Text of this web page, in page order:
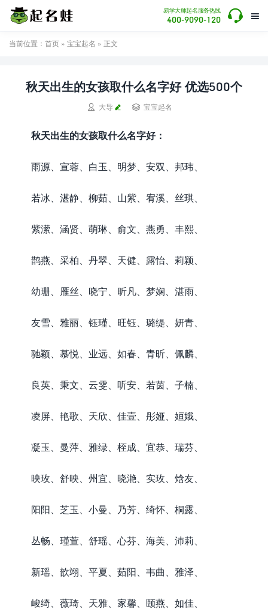

易学大师起名服务热线
400-9090-120 
当前位置： 首页 » 宝宝起名 » 正文
秋天出生的女孩取什么名字好 优选500个
 大导  宝宝起名
秋天出生的女孩取什么名字好：
雨源、宣蓉、白玉、明梦、安双、邦玮、
若冰、湛静、柳茹、山紫、宥溪、丝琪、
紫潆、涵贤、萌琳、俞文、燕勇、丰熙、
鹊燕、采柏、丹翠、天健、露怡、莉颖、
幼珊、雁丝、晓宁、昕凡、梦娴、湛雨、
友雪、雅丽、钰瑾、旺钰、璐缇、妍青、
驰颖、慕悦、业远、如春、青昕、佩麟、
良英、秉文、云雯、听安、若茵、子楠、
凌屏、艳歌、天欣、佳壹、彤娅、姮娥、
凝玉、曼萍、雅绿、桎成、宜恭、瑞芬、
映玫、舒映、州宜、晓滟、实玫、焓友、
阳阳、芝玉、小曼、乃芳、绮怀、桐露、
丛畅、瑾萱、舒瑶、心芬、海美、沛莉、
新瑶、歆翊、平夏、茹阳、韦曲、雅泽、
峻绮、薇琦、天雅、家馨、颐燕、如佳、